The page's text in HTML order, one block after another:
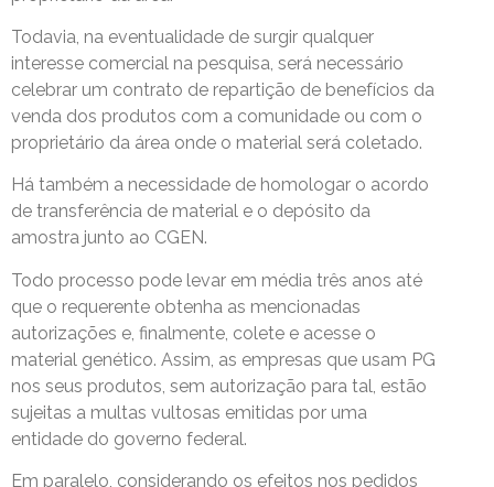
Todavia, na eventualidade de surgir qualquer
interesse comercial na pesquisa, será necessário
celebrar um contrato de repartição de benefícios da
venda dos produtos com a comunidade ou com o
proprietário da área onde o material será coletado.
Há também a necessidade de homologar o acordo
de transferência de material e o depósito da
amostra junto ao CGEN.
Todo processo pode levar em média três anos até
que o requerente obtenha as mencionadas
autorizações e, finalmente, colete e acesse o
material genético. Assim, as empresas que usam PG
nos seus produtos, sem autorização para tal, estão
sujeitas a multas vultosas emitidas por uma
entidade do governo federal.
Em paralelo, considerando os efeitos nos pedidos